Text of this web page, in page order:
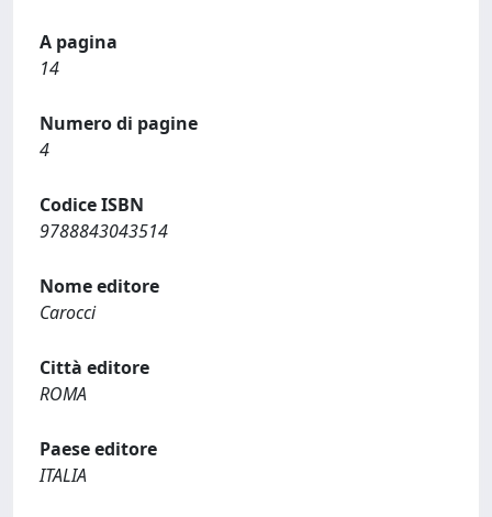
A pagina
14
Numero di pagine
4
Codice ISBN
9788843043514
Nome editore
Carocci
Città editore
ROMA
Paese editore
ITALIA